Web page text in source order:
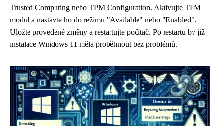
Trusted Computing nebo TPM Configuration. Aktivujte TPM
modul a nastavte ho do režimu "Available" nebo "Enabled".
Uložte provedené změny a restartujte počítač. Po restartu by již
instalace Windows 11 měla proběhnout bez problémů.